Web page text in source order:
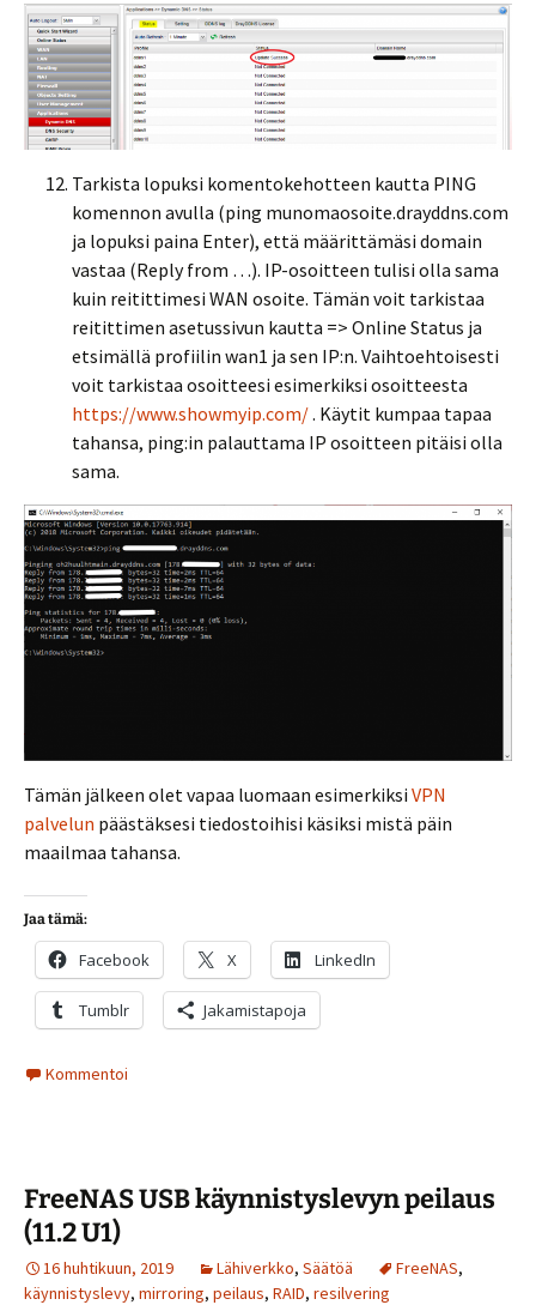
Tarkista lopuksi komentokehotteen kautta PING
komennon avulla (ping munomaosoite.drayddns.com
ja lopuksi paina Enter), että määrittämäsi domain
vastaa (Reply from …). IP-osoitteen tulisi olla sama
kuin reitittimesi WAN osoite. Tämän voit tarkistaa
reitittimen asetussivun kautta => Online Status ja
etsimällä profiilin wan1 ja sen IP:n. Vaihtoehtoisesti
voit tarkistaa osoitteesi esimerkiksi osoitteesta
https://www.showmyip.com/. Käytit kumpaa tapaa
tahansa, ping:in palauttama IP osoitteen pitäisi olla
sama.
Tämän jälkeen olet vapaa luomaan esimerkiksi VPN
palvelun päästäksesi tiedostoihisi käsiksi mistä päin
maailmaa tahansa.
Jaa tämä:
Facebook X LinkedIn
Tumblr Jakamistapoja
Kommentoi
FreeNAS USB käynnistyslevyn peilaus
(11.2 U1)
16 huhtikuun, 2019 Lähiverkko, Säätöä FreeNAS,
käynnistyslevy, mirroring, peilaus, RAID, resilvering